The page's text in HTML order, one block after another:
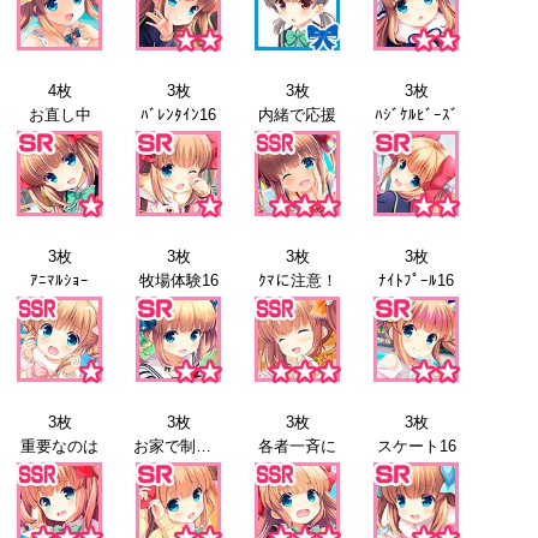
4枚
お直し中
3枚
ﾊﾞﾚﾝﾀｲﾝ16
3枚
内緒で応援
3枚
ﾊｼﾞｹﾙﾋﾞｰｽﾞ
3枚
ｱﾆﾏﾙｼｮｰ
3枚
牧場体験16
3枚
ｸﾏに注意！
3枚
ﾅｲﾄﾌﾟｰﾙ16
3枚
重要なのは
3枚
お家で制服16
3枚
各者一斉に
3枚
スケート16